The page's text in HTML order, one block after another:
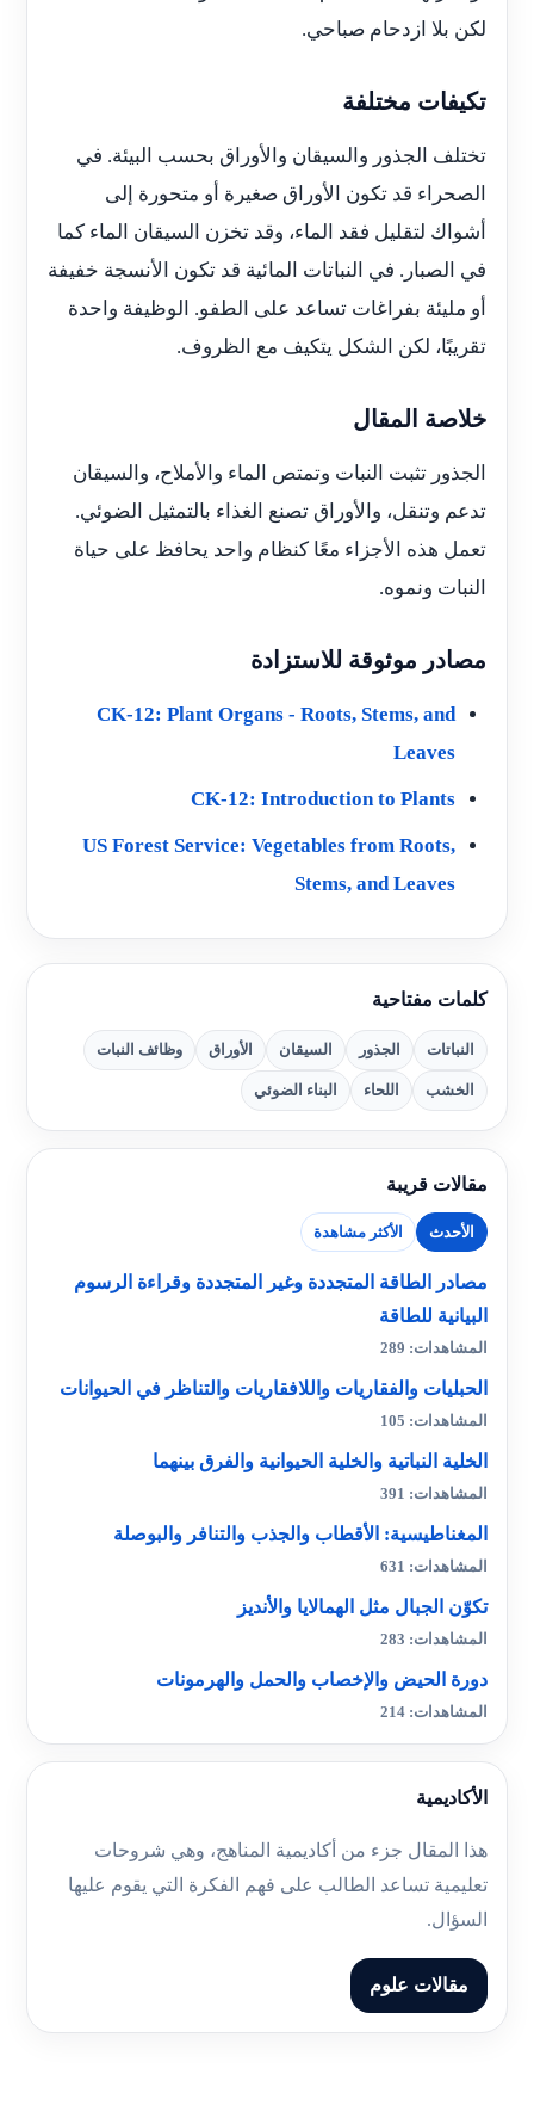
لكن بلا ازدحام صباحي.
تكيفات مختلفة
تختلف الجذور والسيقان والأوراق بحسب البيئة. في
الصحراء قد تكون الأوراق صغيرة أو متحورة إلى
أشواك لتقليل فقد الماء، وقد تخزن السيقان الماء كما
في الصبار. في النباتات المائية قد تكون الأنسجة خفيفة
أو مليئة بفراغات تساعد على الطفو. الوظيفة واحدة
تقريبًا، لكن الشكل يتكيف مع الظروف.
خلاصة المقال
الجذور تثبت النبات وتمتص الماء والأملاح، والسيقان
تدعم وتنقل، والأوراق تصنع الغذاء بالتمثيل الضوئي.
تعمل هذه الأجزاء معًا كنظام واحد يحافظ على حياة
النبات ونموه.
مصادر موثوقة للاستزادة
CK-12: Plant Organs - Roots, Stems, and
Leaves
CK-12: Introduction to Plants
US Forest Service: Vegetables from Roots,
Stems, and Leaves
كلمات مفتاحية
النباتات الجذور السيقان الأوراق وظائف النبات
الخشب اللحاء البناء الضوئي
مقالات قريبة
الأحدث الأكثر مشاهدة
مصادر الطاقة المتجددة وغير المتجددة وقراءة الرسوم
البيانية للطاقة
المشاهدات: 289
الحبليات والفقاريات واللافقاريات والتناظر في الحيوانات
المشاهدات: 105
الخلية النباتية والخلية الحيوانية والفرق بينهما
المشاهدات: 391
المغناطيسية: الأقطاب والجذب والتنافر والبوصلة
المشاهدات: 631
تكوّن الجبال مثل الهمالايا والأنديز
المشاهدات: 283
دورة الحيض والإخصاب والحمل والهرمونات
المشاهدات: 214
الأكاديمية
هذا المقال جزء من أكاديمية المناهج، وهي شروحات
تعليمية تساعد الطالب على فهم الفكرة التي يقوم عليها
السؤال.
مقالات علوم